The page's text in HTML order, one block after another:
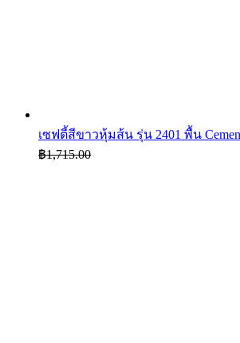
เซฟตี้สีขาวหุ้มส้น รุ่น 2401 พื้น
฿1,715.00